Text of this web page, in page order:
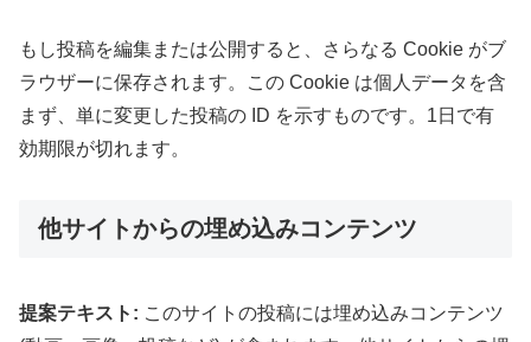
もし投稿を編集または公開すると、さらなる Cookie がブ
ラウザーに保存されます。この Cookie は個人データを含
まず、単に変更した投稿の ID を示すものです。1日で有
効期限が切れます。
他サイトからの埋め込みコンテンツ
提案テキスト: このサイトの投稿には埋め込みコンテンツ